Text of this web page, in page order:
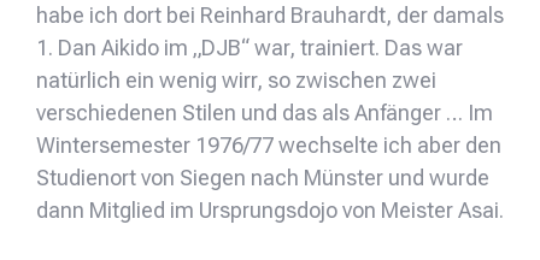
habe ich dort bei Reinhard Brauhardt, der damals
1. Dan Aikido im „DJB“ war, trainiert. Das war
natürlich ein wenig wirr, so zwischen zwei
verschiedenen Stilen und das als Anfänger … Im
Wintersemester 1976/77 wechselte ich aber den
Studienort von Siegen nach Münster und wurde
dann Mitglied im Ursprungsdojo von Meister Asai.